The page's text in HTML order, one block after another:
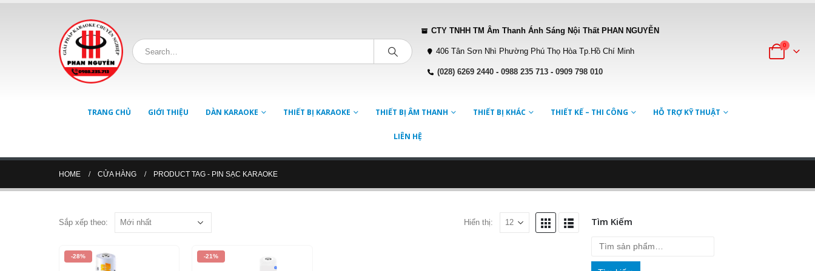
CTY TNHH TM Âm Thanh Ánh Sáng Nội Thất PHAN NGUYỄN
406 Tân Sơn Nhì Phường Phú Thọ Hòa Tp.Hồ Chí Minh
(028) 6269 2440 -0988 235 713 -0909 798 010
0
TRANG CHỦ GIỚI THIỆU DÀN KARAOKE THIẾT BỊ KARAOKE THIẾT BỊ ÂM THANH THIẾT BỊ KHÁC THIẾT KẾ – THI CÔNG HỖ TRỢ KỸ THUẬT
LIÊN HỆ
HOME CỬA HÀNG PRODUCT TAG - PIN SẠC KARAOKE
Sắp xếp theo: Hiển thị:
-28% -21%
Tìm Kiếm